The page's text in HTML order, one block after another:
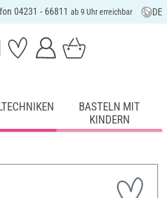
04231 - 66811 ab 9 Uhr erreichbar DE
BASTELN MIT
KINDERN